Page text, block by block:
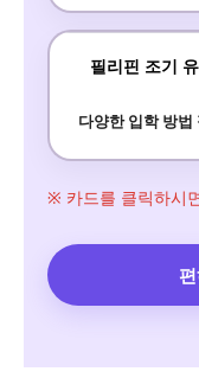
필리핀 조기
다양한 입학 방법
※ 카드를 클릭하시